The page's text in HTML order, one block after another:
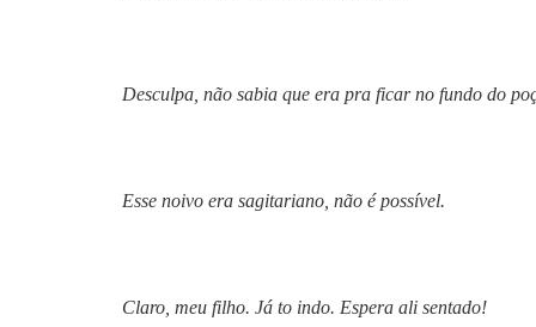
Desculpa, não sabia que era pra ficar no fundo do
Esse noivo era sagitariano, não é possível.
Claro, meu filho. Já to indo. Espera ali sentado!